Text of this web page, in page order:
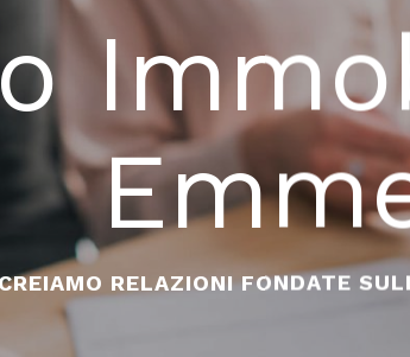
RELAZIONI FONDATE